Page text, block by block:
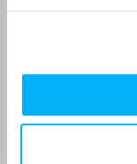
Gamintojas
Omen 15-DC“ ir